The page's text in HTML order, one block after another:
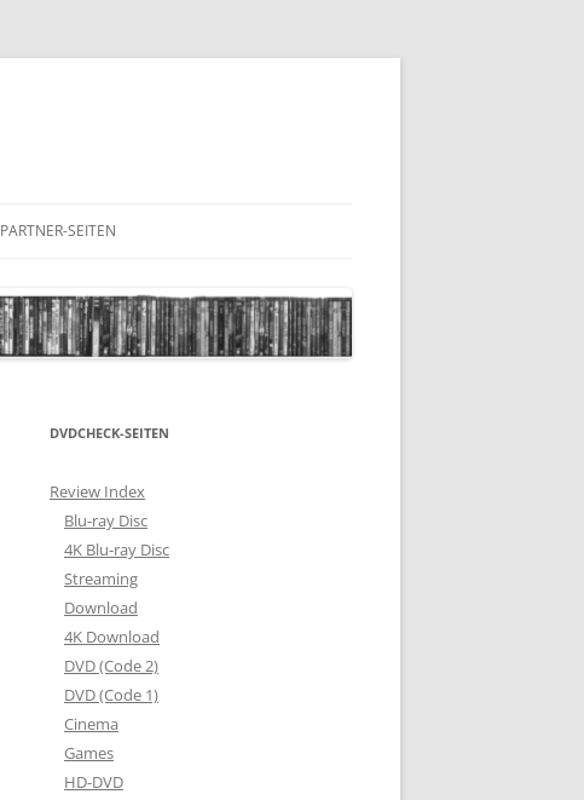
PARTNER-SEITEN
DVDCHECK-SEITEN
Review Index
Blu-ray Disc
4K Blu-ray Disc
Streaming
Download
4K Download
DVD (Code 2)
DVD (Code 1)
Cinema
Games
HD-DVD